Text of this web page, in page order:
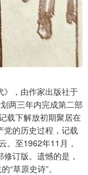
》，由作家出版社于
两三年内完成第二部
载下解放初期聚居在
党的历史过程，记载
。至1962年11月，
订版。遗憾的是，
“草原史诗”。